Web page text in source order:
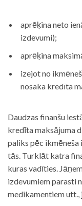
aprēķina neto
izdevumi);
aprēķina
izejot no
nosaka kredīta
Daudzas finanšu
kredīta maksājuma
paliks pēc ikmēneša
tās. Turklāt katra
kuras vadīties.
izdevumiem parasti
medikamentiem utt.,